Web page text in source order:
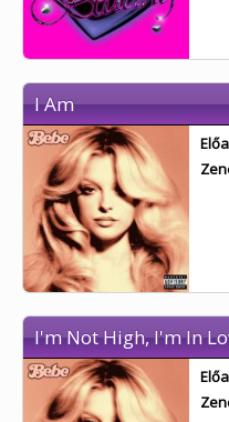
I Am
I'm Not High, I'm In